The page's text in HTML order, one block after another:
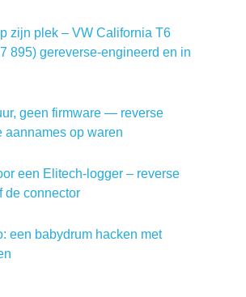
zijn plek – VW California T6
895) gereverse-engineerd en in
geen firmware — reverse
aannames op waren
een Elitech-logger – reverse
de connector
een babydrum hacken met